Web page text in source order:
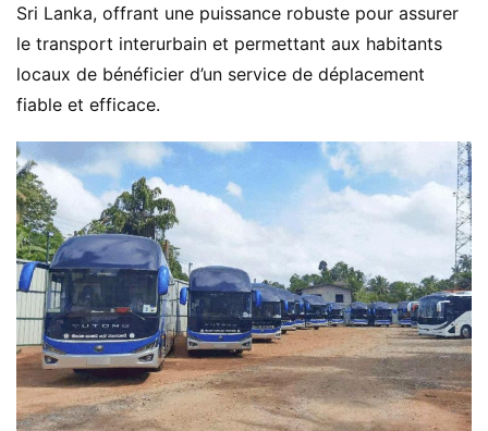
Sri Lanka, offrant une puissance robuste pour assurer
le transport interurbain et permettant aux habitants
locaux de bénéficier d’un service de déplacement
fiable et efficace.